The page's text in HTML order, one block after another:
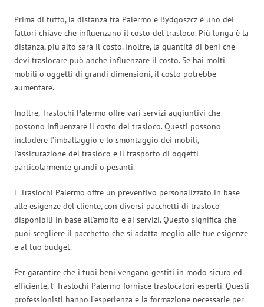
Prima di tutto, la distanza tra Palermo e Bydgoszcz è uno dei
fattori chiave che influenzano il costo del trasloco. Più lunga è la
distanza, più alto sarà il costo. Inoltre, la quantità di beni che
devi traslocare può anche influenzare il costo. Se hai molti
mobili o oggetti di grandi dimensioni, il costo potrebbe
aumentare.
Inoltre, Traslochi Palermo offre vari servizi aggiuntivi che
possono influenzare il costo del trasloco. Questi possono
includere l’imballaggio e lo smontaggio dei mobili,
l’assicurazione del trasloco e il trasporto di oggetti
particolarmente grandi o pesanti.
L’ Traslochi Palermo offre un preventivo personalizzato in base
alle esigenze del cliente, con diversi pacchetti di trasloco
disponibili in base all’ambito e ai servizi. Questo significa che
puoi scegliere il pacchetto che si adatta meglio alle tue esigenze
e al tuo budget.
Per garantire che i tuoi beni vengano gestiti in modo sicuro ed
efficiente, l’ Traslochi Palermo fornisce traslocatori esperti. Questi
professionisti hanno l’esperienza e la formazione necessarie per